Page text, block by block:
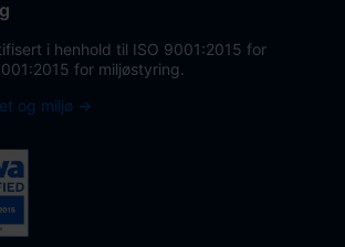
i henhold til ISO 9001:2015 for
for miljøstyring.
og miljø →